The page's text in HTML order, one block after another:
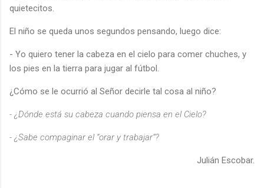
quietecitos.
El niño se queda unos segundos pensando, luego dice:
- Yo quiero tener la cabeza en el cielo para comer chuches, y
los pies en la tierra para jugar al fútbol.
¿Cómo se le ocurrió al Señor decirle tal cosa al niño?
- ¿Dónde está su cabeza cuando piensa en el Cielo?
- ¿Sabe compaginar el “orar y trabajar”?
Julián Escobar.